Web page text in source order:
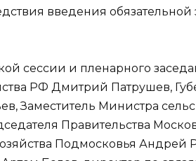
введения обязательной
сессии и пленарного
РФ Дмитрий Патрушев,
Заместитель Министра
Правительства
Подмосковья Андрей